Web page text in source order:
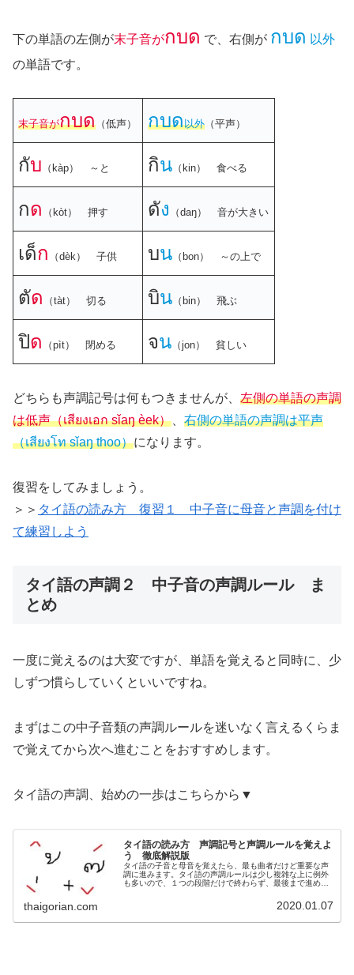
下の単語の左側が末子音がกบด で、右側が กบด 以外
の単語です。
末子音がกบด （低声） กบด以外 （平声）
กับ （kàp） ～と กิน （kin） 食べる
กด （kòt） 押す ดัง （daŋ） 音が大きい
เด็ก （dèk） 子供 บน （bon） ～の上で
ตัด （tàt） 切る บิน （bin） 飛ぶ
ปิด （pìt） 閉める จน （jon） 貧しい
どちらも声調記号は何もつきませんが、 左側の単語の声調
は低声（เสียงเอก sǐaŋ èek）
右側の単語の声調は平声
（เสียงโท sǐaŋ thoo）になります。
復習をしてみましょう。
＞＞ タイ語の読み方 復習１ 中子音に母音と声調を付け
て練習しよう
タイ語の声調２ 中子音の声調ルール ま
とめ
一度に覚えるのは大変ですが、単語を覚えると同時に、少
しずつ慣らしていくといいですね。
まずはこの中子音類の声調ルールを迷いなく言えるくらま
で覚えてから次へ進むことをおすすめします。
タイ語の声調、始めの一歩はこちらから▼
タイ語の読み方 声調記号と声調ルールを覚えよ
う 徹底解説版
タイ語の子音と母音を覚えたら、最も曲者だけど重要な声
調に進みます。タイ語の声調ルールは少し複雑な上に例外
も多いので、１つの段階だけで終わらず、最後まで進めて
thaigorian.com 2020.01.07